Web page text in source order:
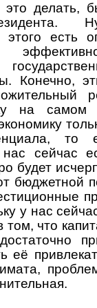
делать,
есть
Конечно,
на самом
то
сейчас
будет
бюджетной
у нас
что
её